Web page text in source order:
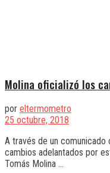
Molina oficializó los
por eltermometro
25 octubre, 2018
A través de un comunicado
cambios adelantados por
Tomás Molina ...